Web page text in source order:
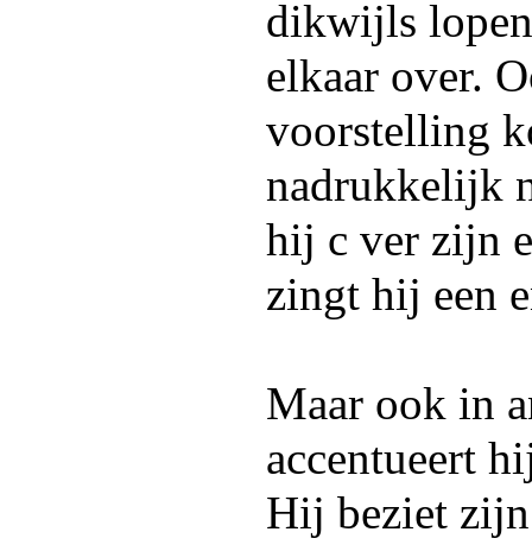
dikwijls
elkaar over.
voorstelling
nadrukkelijk
hij c ver zijn
zingt hij een
Maar ook in
accentueert
Hij beziet